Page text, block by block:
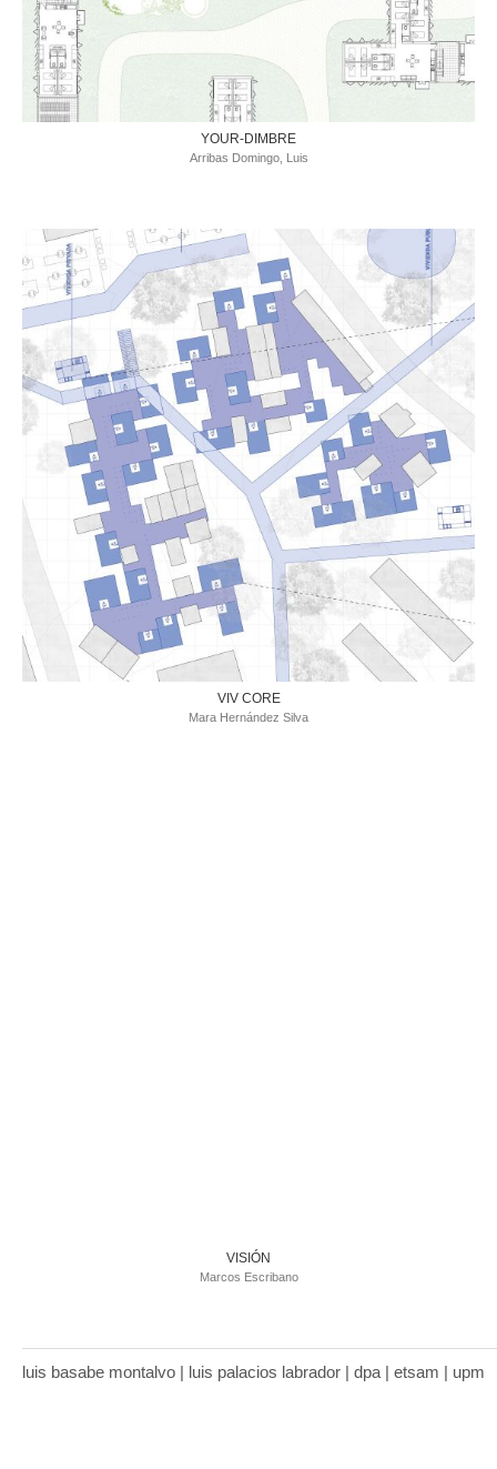
altura vivienda minima vivienda social vivienda temporal
yoga
YOUR-DIMBRE
Arribas Domingo, Luis
VIV CORE
Mara Hernández Silva
VISIÓN
Marcos Escribano
luis basabe montalvo | luis palacios labrador | dpa | etsam | upm